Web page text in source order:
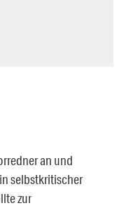
an und
selbstkritischer
zur